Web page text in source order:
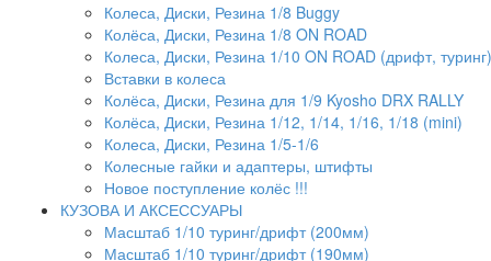
Колеса, Диски, Резина 1/8 Buggy
Колёса, Диски, Резина 1/8 ON ROAD
Колеса, Диски, Резина 1/10 ON ROAD (дрифт, туринг)
Вставки в колеса
Колёса, Диски, Резина для 1/9 Kyosho DRX RALLY
Колёса, Диски, Резина 1/12, 1/14, 1/16, 1/18 (mini)
Колеса, Диски, Резина 1/5-1/6
Колесные гайки и адаптеры, штифты
Новое поступление колёс !!!
КУЗОВА И АКСЕССУАРЫ
Масштаб 1/10 туринг/дрифт (200мм)
Масштаб 1/10 туринг/дрифт (190мм)